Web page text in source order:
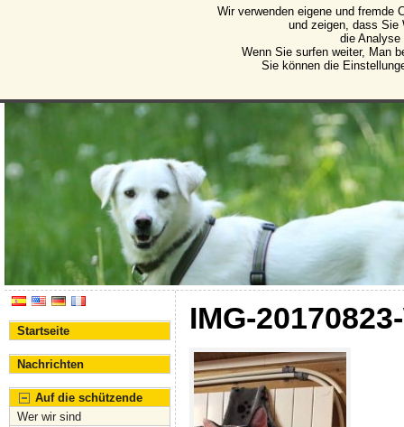
Protectora de Animales
Vereinigung für den Schutz von Tieren und
Startseite
Nachrichten
Auf die schützende
Wer wir sind
IMG-
Wir verwenden eigene und fremde
und zeigen, dass Sie
die Analyse
Wenn Sie surfen weiter, Man
Sie können die